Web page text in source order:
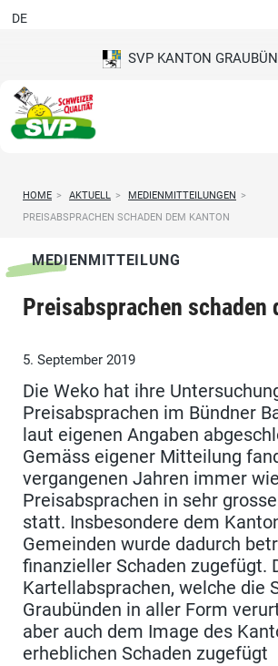
SVP KANTON
DE
HOME > AKTUELL > MEDIENMITTEILUNGEN >
PREISABSPRACHEN SCHADEN DEM KANTON
MEDIENMITTEILUNG
Preisabsprachen schaden
5. September 2019
Die Weko hat ihre
Preisabsprachen im Bündner
laut eigenen Angaben
Gemäss eigener Mitteilung
vergangenen Jahren immer
Preisabsprachen in sehr
statt. Insbesondere dem
Gemeinden wurde dadurch
finanzieller Schaden zugefügt.
Kartellabsprachen, welche die
Graubünden in aller Form
aber auch dem Image des
erheblichen Schaden zugefügt